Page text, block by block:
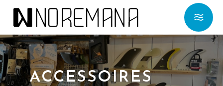
ACCESSOIRES